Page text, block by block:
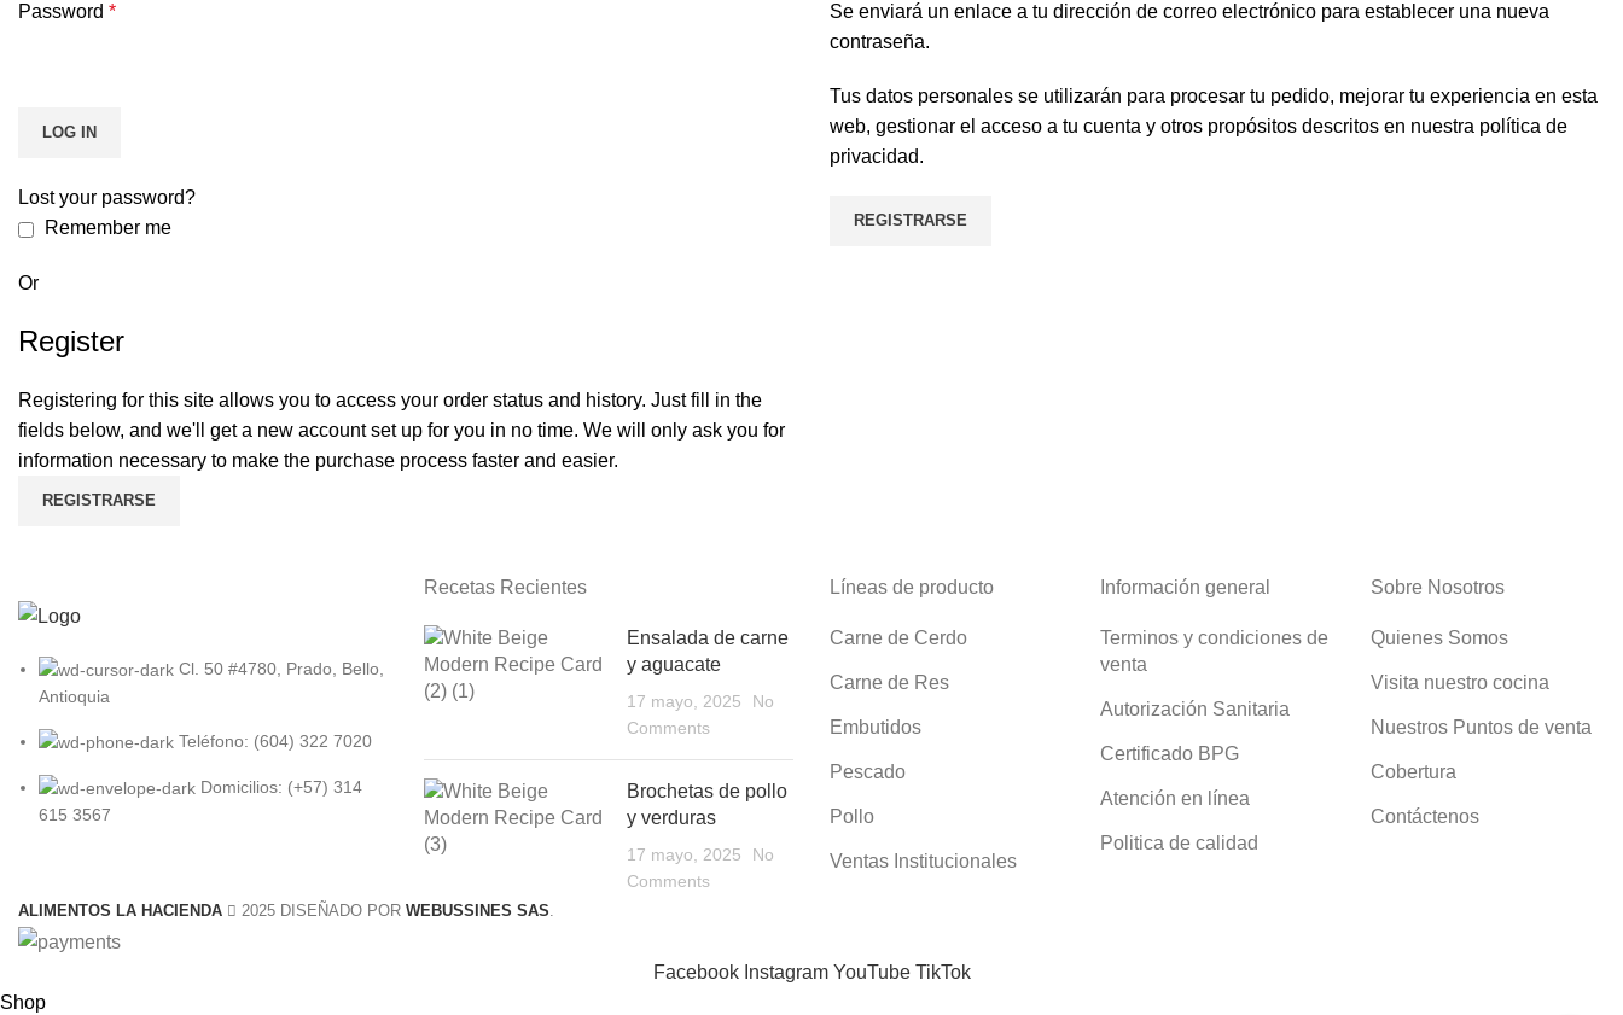
Password *
LOG IN
Lost your password?
Remember me
Se enviará un enlace a tu dirección de correo electrónico para establecer una nueva
contraseña.
Tus datos personales se utilizarán para procesar tu pedido, mejorar tu experiencia en esta
web, gestionar el acceso a tu cuenta y otros propósitos descritos en nuestra política de
privacidad.
REGISTRARSE
Or
Register
Registering for this site allows you to access your order status and history. Just fill in the
fields below, and we'll get a new account set up for you in no time. We will only ask you for
information necessary to make the purchase process faster and easier.
REGISTRARSE
Cl. 50 #4780, Prado, Bello,
Antioquia
Teléfono: (604) 322 7020
Domicilios: (+57) 314
615 3567
Recetas Recientes
Ensalada de carne
y aguacate
17 mayo, 2025
No
Comments
Brochetas de pollo
y verduras
17 mayo, 2025
No
Comments
Líneas de producto
Carne de Cerdo
Carne de Res
Embutidos
Pescado
Pollo
Ventas Institucionales
Información general
Terminos y condiciones de
venta
Autorización Sanitaria
Certificado BPG
Atención en línea
Politica de calidad
Sobre Nosotros
Quienes Somos
Visita nuestro cocina
Nuestros Puntos de venta
Cobertura
Contáctenos
ALIMENTOS LA HACIENDA 2025 DISEÑADO POR WEBUSSINES SAS.
Facebook Instagram YouTube TikTok
Shop